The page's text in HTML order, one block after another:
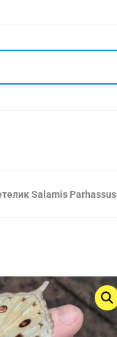
Salamis Parhassus